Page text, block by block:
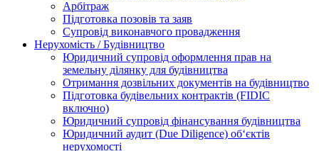
Арбітраж
Підготовка позовів та заяв
Супровід виконавчого провадження
Нерухомість / Будівництво
Юридичний супровід оформлення прав на
земельну ділянку для будівництва
Отримання дозвільних документів на будівництво
Підготовка будівельних контрактів (FIDIC
включно)
Юридичний супровід фінансування будівництва
Юридичний аудит (Due Diligence) об‘єктів
нерухомості